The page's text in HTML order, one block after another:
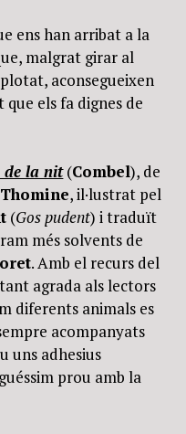
ens han arribat a la
malgrat girar al
aconsegueixen
els fa dignes de
de la nit(Combel), de
, il·lustrat pel
(Gos pudent) i traduït
més solvents de
. Amb el recurs del
agrada als lectors
diferents animals es
acompanyats
uns adhesius
prou amb la